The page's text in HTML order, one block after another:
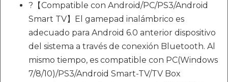
?【Compatible con Android/PC/PS3/Android
Smart TV】El gamepad inalámbrico es
adecuado para Android 6.0 anterior dispositivo
del sistema a través de conexión Bluetooth. Al
mismo tiempo, es compatible con PC(Windows
7/8/10)/PS3/Android Smart-TV/TV Box